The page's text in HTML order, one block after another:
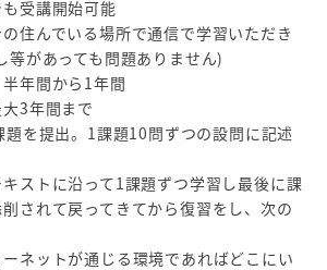
受講開始可能
住んでいる場所で通信で学習いただき
等があっても問題ありません)
年間から1年間
3年間まで
を提出。1課題10問ずつの設問に記述
ストに沿って1課題ずつ学習し最後に課
されて戻ってきてから復習をし、次の
ネットが通じる環境であればどこにい